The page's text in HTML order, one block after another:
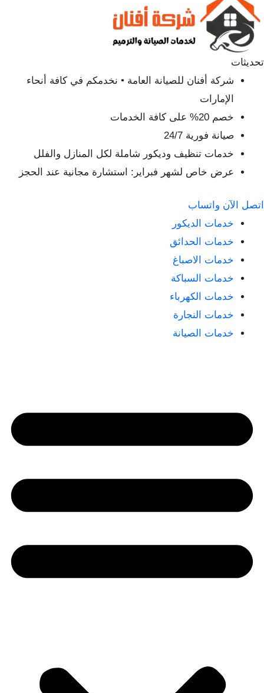
تحديثات
شركة أفنان للصيانة العامة • نخدمكم في كافة أنحاء
الإمارات
خصم 20% على كافة الخدمات
صيانة فورية 24/7
خدمات تنظيف وديكور شاملة لكل المنازل والفلل
عرض خاص لشهر فبراير: استشارة مجانية عند الحجز
اتصل الآن واتساب
خدمات الديكور
خدمات الحدائق
خدمات الاصباغ
خدمات السباكة
خدمات الكهرباء
خدمات النجارة
خدمات الصيانة